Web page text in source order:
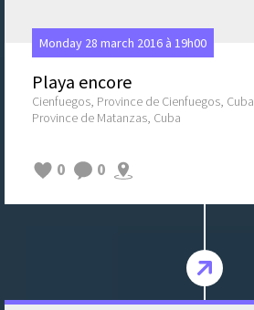
Monday 28 march 2016 à 19h00
Playa encore
Cienfuegos, Province de Cienfuegos, Cuba
Province de Matanzas, Cuba
0 0